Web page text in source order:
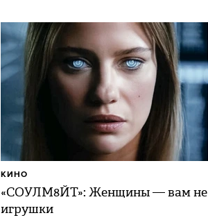
«СОУЛМ8ЙТ»: Женщины — вам не
игрушки
КИНО